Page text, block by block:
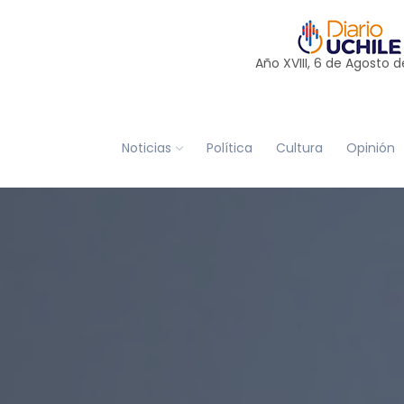
Año XVIII, 6 de Agosto
Noticias Política Cultura Opinión